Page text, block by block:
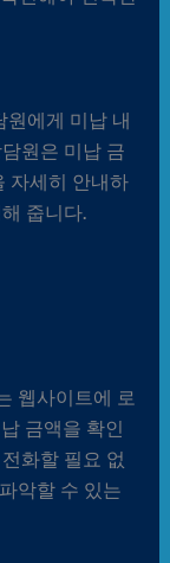
에게 미납 내
원은 미납 금
자세히 안내하
줍니다.
웹사이트에 로
금액을 확인
화할 필요 없
악할 수 있는